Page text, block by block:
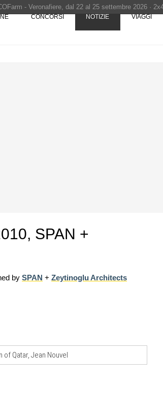
CONCORSI NOTIZIE VIAGGI
SPAN +
by SPAN + Zeytinoglu Architects
of Qatar, Jean Nouvel
Riforma delle professioni, ok al Senato:
novità su abilitazione, competenze,